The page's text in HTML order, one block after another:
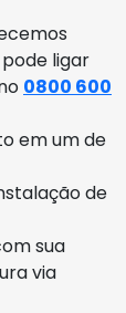
ligar
0800 600
em um de
de
sua
via